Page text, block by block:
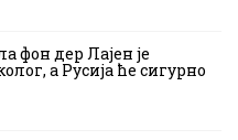
фон дер Лајен је
а Русија ће сигурно